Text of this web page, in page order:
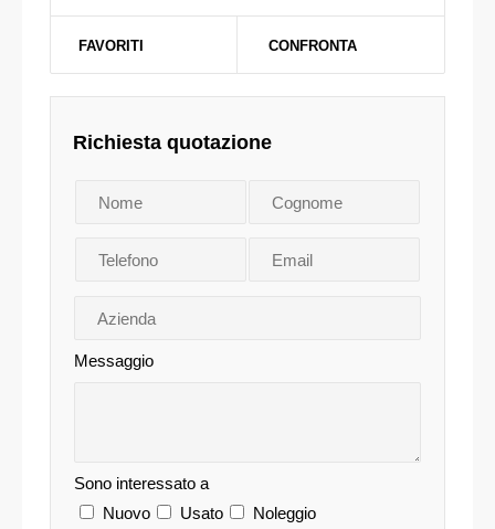
FAVORITI CONFRONTA
Richiesta quotazione
Messaggio
Sono interessato a
Nuovo
Usato Noleggio